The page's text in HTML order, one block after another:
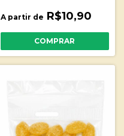
A partir de R$10,90
COMPRAR